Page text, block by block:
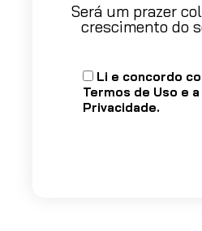
Será um prazer
crescimento do
Li e concordo
Termos de Uso e a
Privacidade.